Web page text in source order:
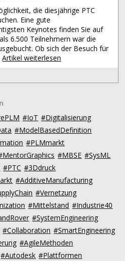
die diesjährige PTC
Eine gute
Keynotes finden Sie auf
6.500 Teilnehmern war die
Ob sich der Besuch für
Artikel weiterlesen
#IoT #Digitalisierung
#ModelBasedDefinition
#PLMmarkt
#MBSE #SysML
#PTC #3Ddruck
#AdditiveManufacturing
#Vernetzung
#Mittelstand #Industrie40
#SystemEngineering
#Collaboration #SmartEngineering
#AgileMethoden
#Autodesk #Plattformen